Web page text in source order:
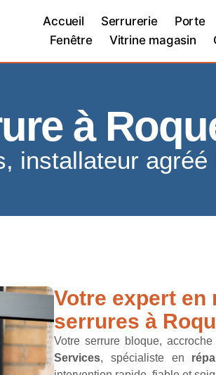
Accueil Serrurerie Porte
Fenêtre
Vitrine magasin
à
installateur
Votre expert en
serrures à
Votre serrure bloque,
Services, spécialiste en